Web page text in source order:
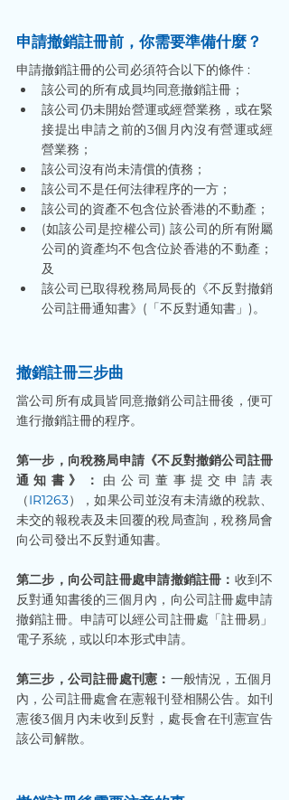
申請撤銷註冊前，你需要準備什麼？
申請撤銷註冊的公司必須符合以下的條件 :
該公司的所有成員均同意撤銷註冊；
該公司仍未開始營運或經營業務，或在緊
接提出申請之前的3個月內沒有營運或經
營業務；
該公司沒有尚未清償的債務；
該公司不是任何法律程序的一方；
該公司的資產不包含位於香港的不動產；
(如該公司是控權公司) 該公司的所有附屬
公司的資產均不包含位於香港的不動產；
及
該公司已取得稅務局局長的《不反對撤銷
公司註冊通知書》(「不反對通知書」)。
撤銷註冊三步曲
當公司所有成員皆同意撤銷公司註冊後，便可
進行撤銷註冊的程序。
第一步，向稅務局申請《不反對撤銷公司註冊
通知書》： 由公司董事提交申請表
（IR1263），如果公司並沒有未清繳的稅款、
未交的報稅表及未回覆的稅局查詢，稅務局會
向公司發出不反對通知書。
第二步，向公司註冊處申請撤銷註冊： 收到不
反對通知書後的三個月內，向公司註冊處申請
撤銷註冊。申請可以經公司註冊處「註冊易」
電子系統，或以印本形式申請。
第三步，公司註冊處刊憲： 一般情況，五個月
內，公司註冊處會在憲報刊登相關公告。如刊
憲後3個月內未收到反對，處長會在刊憲宣告
該公司解散。